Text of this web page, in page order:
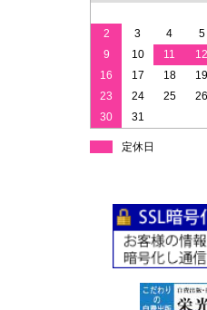
2
3 4 5
9
10 11 12
16
17 18 19
23
24 25 26
30
31
定休日